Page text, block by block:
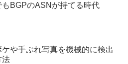
もBGPのASNが持てる時代
ケや手ぶれ写真を機械的に検出
法